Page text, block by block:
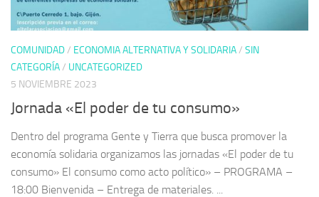
COMUNIDAD/ ECONOMIA ALTERNATIVA Y SOLIDARIA/ SIN
CATEGORÍA/ UNCATEGORIZED
5 NOVIEMBRE 2023
Jornada «El poder de tu consumo»
Dentro del programa Gente y Tierra que busca promover la
economía solidaria organizamos las jornadas «El poder de tu
consumo» El consumo como acto político» – PROGRAMA –
18:00 Bienvenida – Entrega de materiales. ...